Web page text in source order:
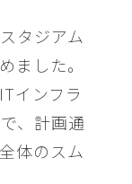
タジアム
ました。
インフラ
、計画通
体のスム